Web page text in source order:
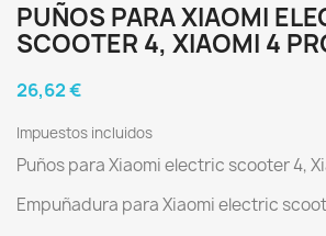
PUÑOS PARA XIAOMI
SCOOTER 4, XIAOMI 4
26,62 €
Impuestos incluidos
Puños para Xiaomi electric scooter 4,
Empuñadura para Xiaomi electric